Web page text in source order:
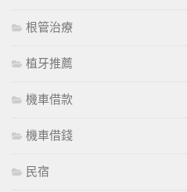
根管治療
植牙推薦
機車借款
機車借錢
民宿